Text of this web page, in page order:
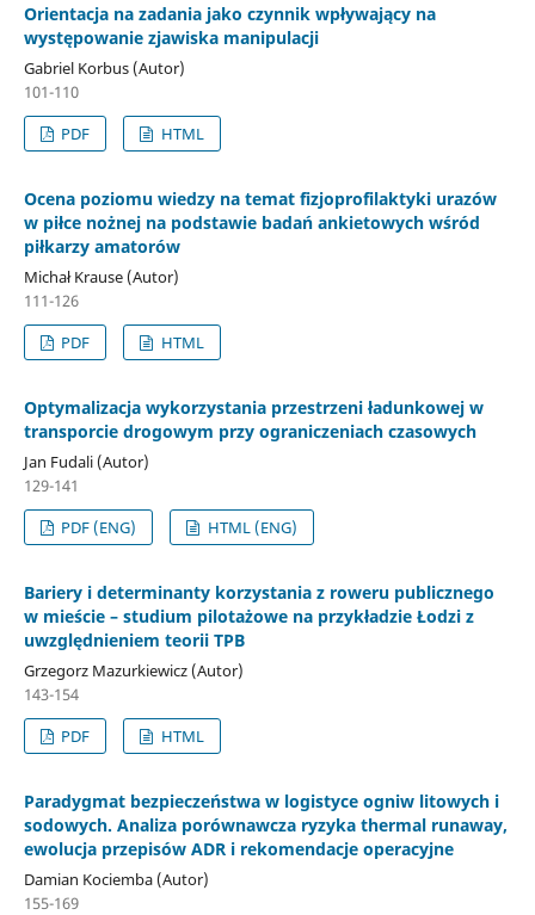
Orientacja na zadania jako czynnik wpływający na
występowanie zjawiska manipulacji
Gabriel Korbus (Autor)
101-110
PDF
HTML
Ocena poziomu wiedzy na temat fizjoprofilaktyki urazów
w piłce nożnej na podstawie badań ankietowych wśród
piłkarzy amatorów
Michał Krause (Autor)
111-126
PDF
HTML
Optymalizacja wykorzystania przestrzeni ładunkowej w
transporcie drogowym przy ograniczeniach czasowych
Jan Fudali (Autor)
129-141
PDF (ENG)
HTML (ENG)
Bariery i determinanty korzystania z roweru publicznego
w mieście – studium pilotażowe na przykładzie Łodzi z
uwzględnieniem teorii TPB
Grzegorz Mazurkiewicz (Autor)
143-154
PDF
HTML
Paradygmat bezpieczeństwa w logistyce ogniw litowych i
sodowych. Analiza porównawcza ryzyka thermal runaway,
ewolucja przepisów ADR i rekomendacje operacyjne
Damian Kociemba (Autor)
155-169